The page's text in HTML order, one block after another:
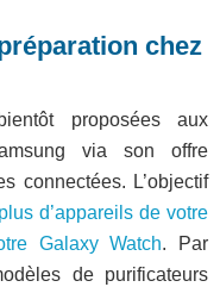
chez
proposées aux
via son offre
connectées. L’objectif
d’appareils de votre
Galaxy Watch. Par
de purificateurs